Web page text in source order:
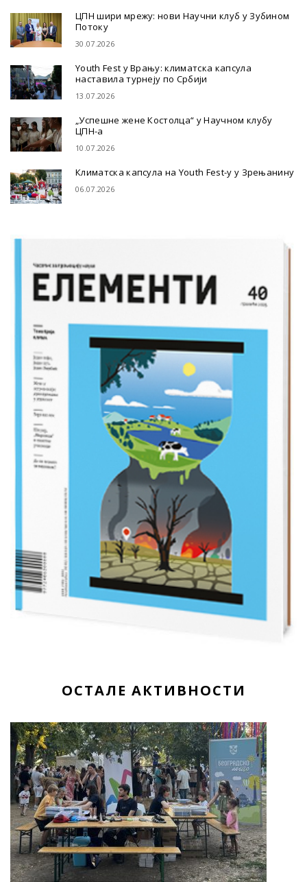
ЦПН шири мрежу: нови Научни клуб у Зубином
Потоку
30.07.2026
Youth Fest у Врању: климатска капсула
наставила турнеју по Србији
13.07.2026
„Успешне жене Костолца“ у Научном клубу
ЦПН-а
10.07.2026
Климатска капсула на Youth Fest-у у Зрењанину
06.07.2026
ОСТАЛЕ АКТИВНОСТИ